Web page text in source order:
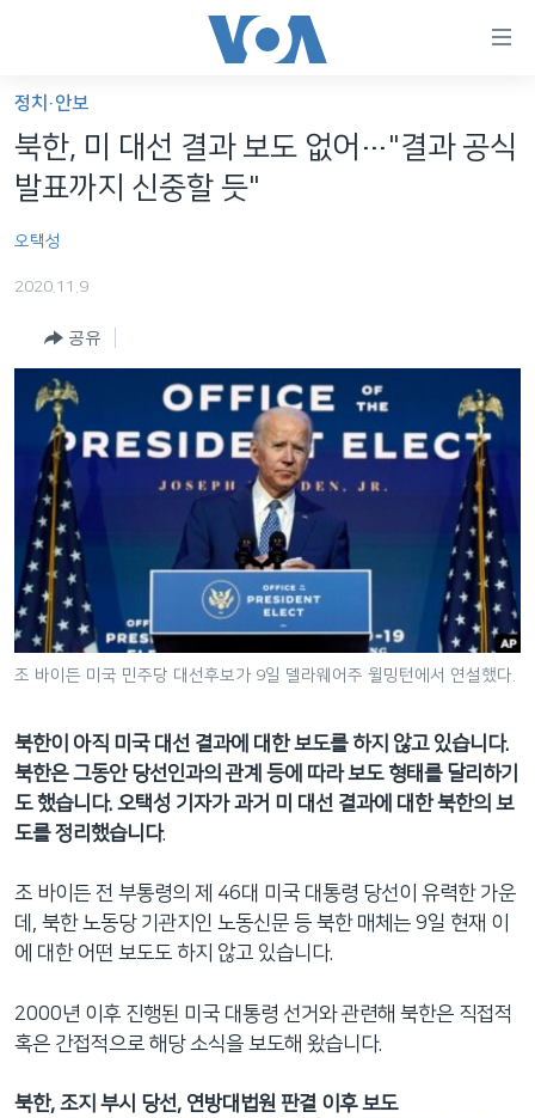
가
능
링
인
게
이
션
로
이
세계
라디오
프로그램
주파수 안내
언어 선택
정치·안보
북한, 미 대선 결과 보도 없어…"결과 공식
발표까지 신중할 듯"
오택성
2020.11.9
공유
조 바이든 미국 민주당 대선후보가 9일 델라웨어주 윌밍턴에서 연설했다.
북한이 아직 미국 대선 결과에 대한 보도를 하지 않고 있습니다.
북한은 그동안 당선인과의 관계 등에 따라 보도 형태를 달리하기
도 했습니다. 오택성 기자가 과거 미 대선 결과에 대한 북한의 보
도를 정리했습니다.
조 바이든 전 부통령의 제 46대 미국 대통령 당선이 유력한 가운
데, 북한 노동당 기관지인 노동신문 등 북한 매체는 9일 현재 이
에 대한 어떤 보도도 하지 않고 있습니다.
2000년 이후 진행된 미국 대통령 선거와 관련해 북한은 직접적
혹은 간접적으로 해당 소식을 보도해 왔습니다.
북한, 조지 부시 당선, 연방대법원 판결 이후 보도